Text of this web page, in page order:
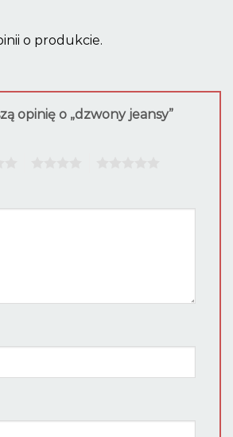
o produkcie.
opinię o „dzwony jeansy”